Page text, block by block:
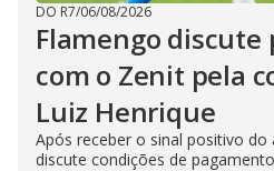
DO R7/06/08/2026
Flamengo discute
com o Zenit pela
Luiz Henrique
Após receber o sinal positivo
discute condições de